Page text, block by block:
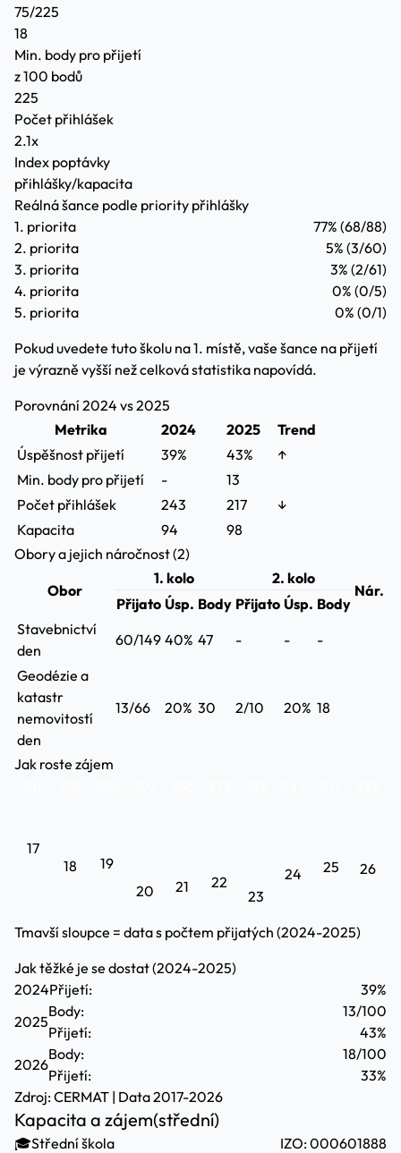
75/225
18
Min. body pro přijetí
z 100 bodů
225
Počet přihlášek
2.1x
Index poptávky
přihlášky/kapacita
Reálná šance podle priority přihlášky
1. priorita
77% (68/88)
2. priorita
5% (3/60)
3. priorita
3% (2/61)
4. priorita
0% (0/5)
5. priorita
0% (0/1)
Pokud uvedete tuto školu na 1. místě, vaše šance na přijetí
je výrazně vyšší než celková statistika napovídá.
Porovnání 2024 vs 2025
Metrika
2024 2025
Trend
Úspěšnost přijetí
39% 43%
↑
Min. body pro přijetí
-
13
Počet přihlášek
243 217
↓
Kapacita
94
98
Obory a jejich náročnost (2)
Obor
1. kolo 2. kolo
Nár.
Přijato Úsp. Body Přijato Úsp. Body
Stavebnictví
den
60/149 40% 47 - -
-
Geodézie a
katastr
nemovitostí
den
13/66 20% 30 2/10 20% 18
Jak roste zájem
17
18 19
20 21 22
23
24 25 26
Tmavší sloupce = data s počtem přijatých (2024-2025)
Jak těžké je se dostat (2024-2025)
2024Přijetí:
39%
2025
Body:
13/100
Přijetí:
43%
2026
Body:
18/100
Přijetí:
33%
Zdroj:CERMAT | Data 2017-2026
Kapacita a zájem(střední)
🎓Střední škola IZO: 000601888